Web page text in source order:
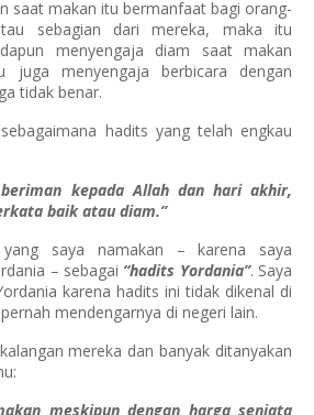
saat makan itu bermanfaat bagi orang-
sebagian dari mereka, maka itu
menyengaja diam saat makan
juga menyengaja berbicara dengan
tidak benar.
hadits yang telah engkau
kepada Allah dan hari akhir,
baik atau diam.”
saya namakan – karena saya
– sebagai “hadits Yordania”. Saya
karena hadits ini tidak dikenal di
mendengarnya di negeri lain.
mereka dan banyak ditanyakan
meskipun dengan harga senjata